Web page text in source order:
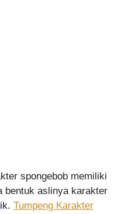
spongebob memiliki
bentuk aslinya karakter
Tumpeng Karakter